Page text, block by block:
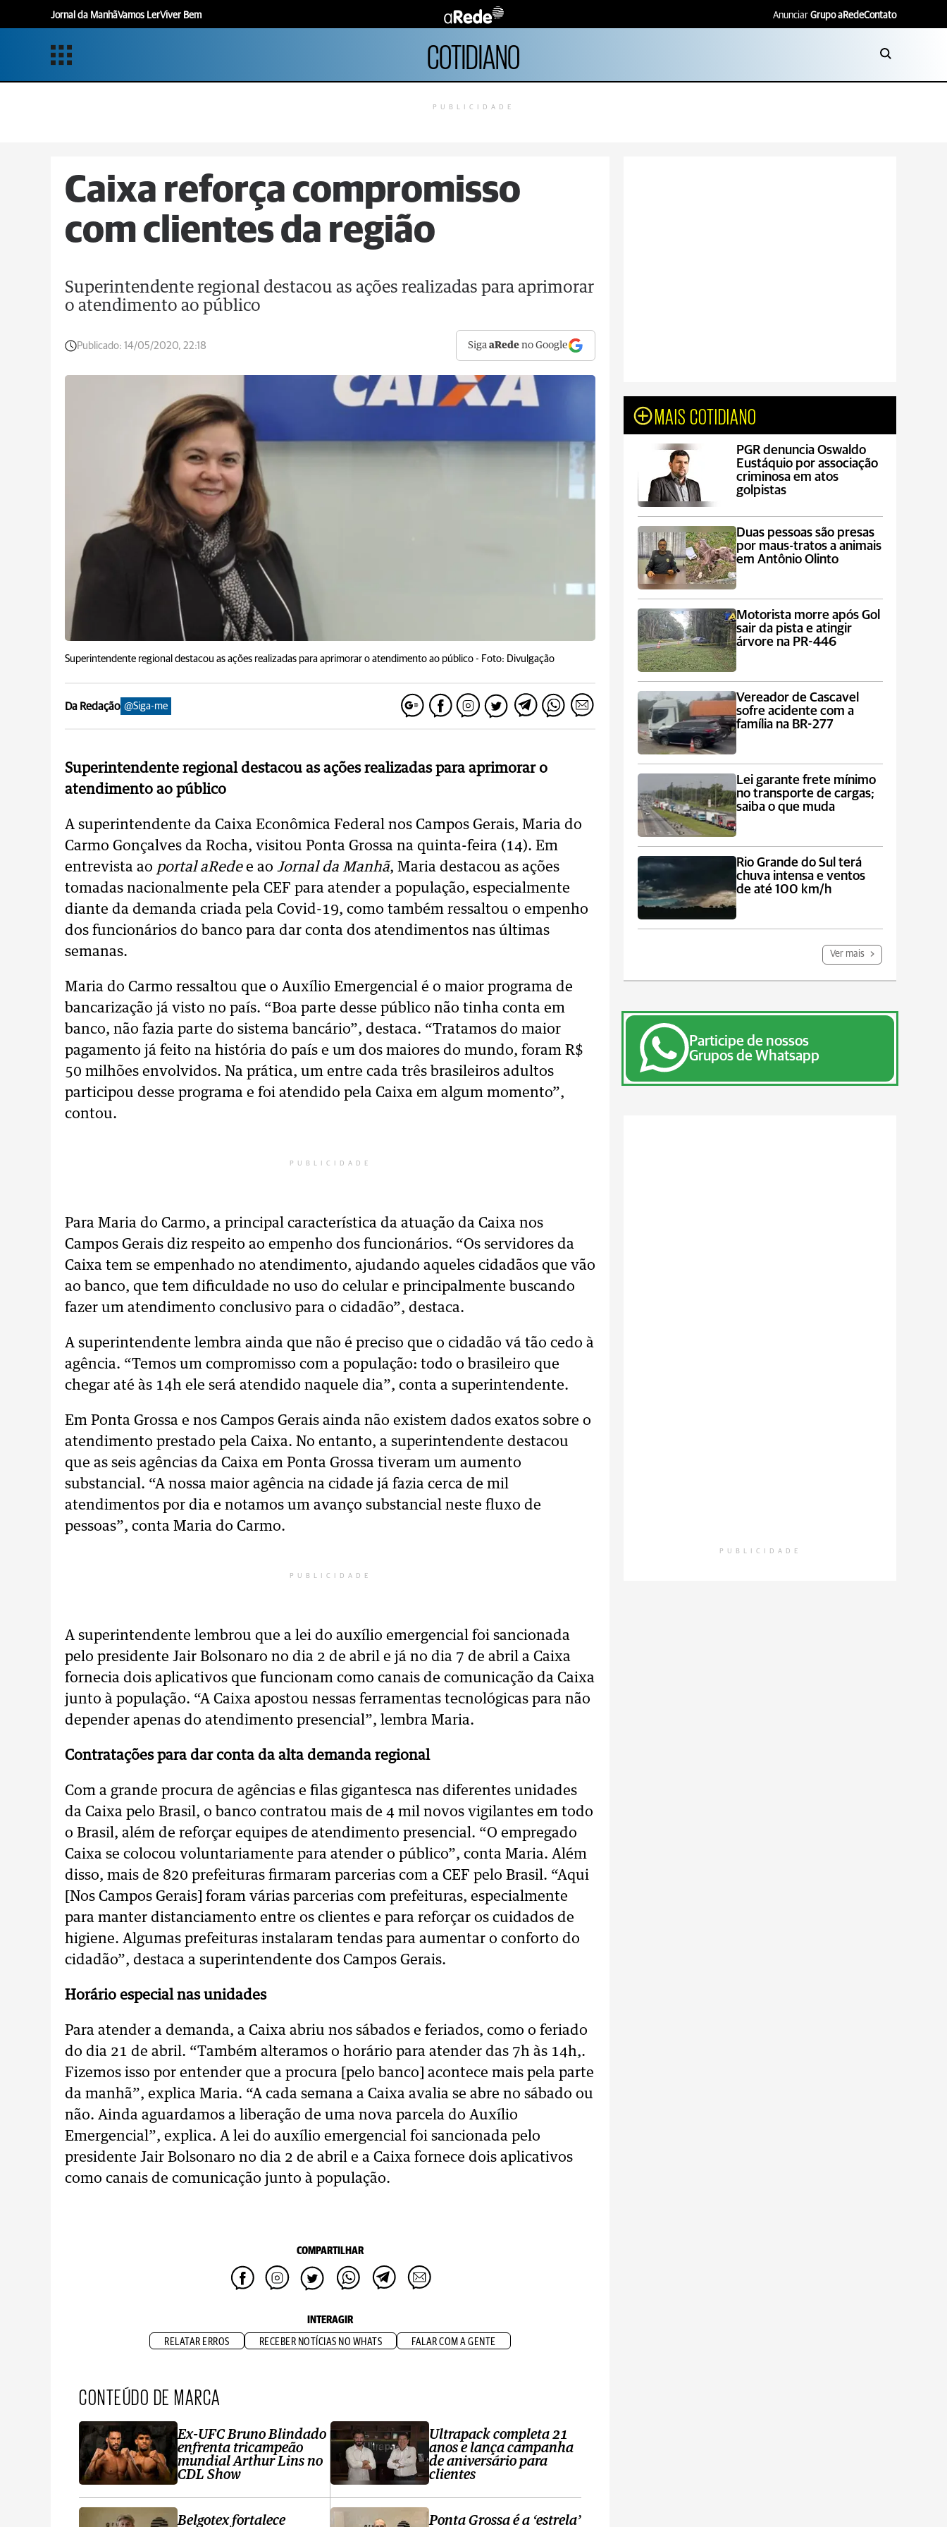
Jornal da ManhãVamos LerViver Bem Anunciar Grupo aRedeContato
COTIDIANO
PUBLICIDADE
Caixa reforça compromisso
com clientes da região
Superintendente regional destacou as ações realizadas para aprimorar
o atendimento ao público
Publicado: 14/05/2020, 22:18 SigaaRede no Google
Superintendente regional destacou as ações realizadas para aprimorar o atendimento ao público - Foto: Divulgação
Da Redação @Siga-me
Superintendente regional destacou as ações realizadas para aprimorar o
atendimento ao público
A superintendente da Caixa Econômica Federal nos Campos Gerais, Maria do
Carmo Gonçalves da Rocha, visitou Ponta Grossa na quinta-feira (14). Em
entrevista ao portal aRedee ao Jornal da Manhã, Maria destacou as ações
tomadas nacionalmente pela CEF para atender a população, especialmente
diante da demanda criada pela Covid-19, como também ressaltou o empenho
dos funcionários do banco para dar conta dos atendimentos nas últimas
semanas.
Maria do Carmo ressaltou que o Auxílio Emergencial é o maior programa de
bancarização já visto no país. “Boa parte desse público não tinha conta em
banco, não fazia parte do sistema bancário”, destaca. “Tratamos do maior
pagamento já feito na história do país e um dos maiores do mundo, foram R$
50 milhões envolvidos. Na prática, um entre cada três brasileiros adultos
participou desse programa e foi atendido pela Caixa em algum momento”,
contou.
PUBLICIDADE
Para Maria do Carmo, a principal característica da atuação da Caixa nos
Campos Gerais diz respeito ao empenho dos funcionários. “Os servidores da
Caixa tem se empenhado no atendimento, ajudando aqueles cidadãos que vão
ao banco, que tem dificuldade no uso do celular e principalmente buscando
fazer um atendimento conclusivo para o cidadão”, destaca.
A superintendente lembra ainda que não é preciso que o cidadão vá tão cedo à
agência. “Temos um compromisso com a população: todo o brasileiro que
chegar até às 14h ele será atendido naquele dia”, conta a superintendente.
Em Ponta Grossa e nos Campos Gerais ainda não existem dados exatos sobre o
atendimento prestado pela Caixa. No entanto, a superintendente destacou
que as seis agências da Caixa em Ponta Grossa tiveram um aumento
substancial. “A nossa maior agência na cidade já fazia cerca de mil
atendimentos por dia e notamos um avanço substancial neste fluxo de
pessoas”, conta Maria do Carmo.
PUBLICIDADE
A superintendente lembrou que a lei do auxílio emergencial foi sancionada
pelo presidente Jair Bolsonaro no dia 2 de abril e já no dia 7 de abril a Caixa
fornecia dois aplicativos que funcionam como canais de comunicação da Caixa
junto à população. “A Caixa apostou nessas ferramentas tecnológicas para não
depender apenas do atendimento presencial”, lembra Maria.
Contratações para dar conta da alta demanda regional
Com a grande procura de agências e filas gigantesca nas diferentes unidades
da Caixa pelo Brasil, o banco contratou mais de 4 mil novos vigilantes em todo
o Brasil, além de reforçar equipes de atendimento presencial. “O empregado
Caixa se colocou voluntariamente para atender o público”, conta Maria. Além
disso, mais de 820 prefeituras firmaram parcerias com a CEF pelo Brasil. “Aqui
[Nos Campos Gerais] foram várias parcerias com prefeituras, especialmente
para manter distanciamento entre os clientes e para reforçar os cuidados de
higiene. Algumas prefeituras instalaram tendas para aumentar o conforto do
cidadão”, destaca a superintendente dos Campos Gerais.
Horário especial nas unidades
Para atender a demanda, a Caixa abriu nos sábados e feriados, como o feriado
do dia 21 de abril. “Também alteramos o horário para atender das 7h às 14h,.
Fizemos isso por entender que a procura [pelo banco] acontece mais pela parte
da manhã”, explica Maria. “A cada semana a Caixa avalia se abre no sábado ou
não. Ainda aguardamos a liberação de uma nova parcela do Auxílio
Emergencial”, explica. A lei do auxílio emergencial foi sancionada pelo
presidente Jair Bolsonaro no dia 2 de abril e a Caixa fornece dois aplicativos
como canais de comunicação junto à população.
COMPARTILHAR
INTERAGIR
RELATAR ERROS RECEBER NOTÍCIAS NO WHATS FALAR COM A GENTE
CONTEÚDO DE MARCA
Ex-UFC Bruno Blindado
enfrenta tricampeão
mundial Arthur Lins no
CDL Show
Belgotex fortalece
Ultrapack completa 21
anos e lança campanha
de aniversário para
clientes
Ponta Grossa é a ‘estrela’
MAIS COTIDIANO
PGR denuncia Oswaldo
Eustáquio por associação
criminosa em atos
golpistas
Duas pessoas são presas
por maus-tratos a animais
em Antônio Olinto
Motorista morre após Gol
sair da pista e atingir
árvore na PR-446
Vereador de Cascavel
sofre acidente com a
família na BR-277
Lei garante frete mínimo
no transporte de cargas;
saiba o que muda
Rio Grande do Sul terá
chuva intensa e ventos
de até 100 km/h
Ver mais
Participe de nossos
Grupos de Whatsapp
PUBLICIDADE